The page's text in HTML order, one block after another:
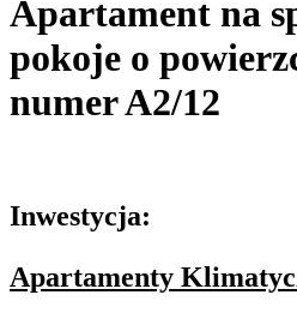
Apartament na
pokoje o
numer A2/12
Inwestycja:
Apartamenty